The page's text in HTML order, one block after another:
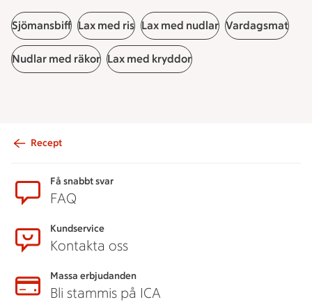
Sjömansbiff Lax med ris Lax med nudlar Vardagsmat
Nudlar med räkor Lax med kryddor
Recept
Få snabbt svar
FAQ
Kundservice
Kontakta oss
Massa erbjudanden
Bli stammis på ICA